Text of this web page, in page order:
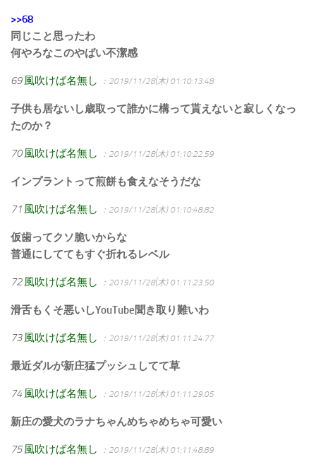
>>68
同じこと思ったわ
何やろなこのやばい不潔感
69 風吹けば名無し ：2019/11/28(木) 01:10:13.48
子供も居ないし歳取って誰かに構って貰えないと寂しくなっ
たのか？
70 風吹けば名無し ：2019/11/28(木) 01:10:22.59
インプラントって煎餅も食えなそうだな
71 風吹けば名無し ：2019/11/28(木) 01:10:48.82
仮歯ってクソ脆いからな
普通にしててもすぐ折れるレベル
72 風吹けば名無し ：2019/11/28(木) 01:11:23.50
滑舌もくそ悪いしYouTube聞き取り難いわ
73 風吹けば名無し ：2019/11/28(木) 01:11:24.77
最近ダルが新庄猛プッシュしてて草
74 風吹けば名無し ：2019/11/28(木) 01:11:29.05
新庄の愛犬のラナちゃんめちゃめちゃ可愛い
75 風吹けば名無し ：2019/11/28(木) 01:11:48.89